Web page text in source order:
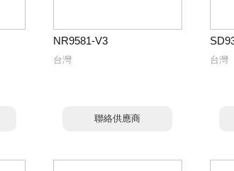
NR9581-V3
台灣
聯絡供應商
台灣